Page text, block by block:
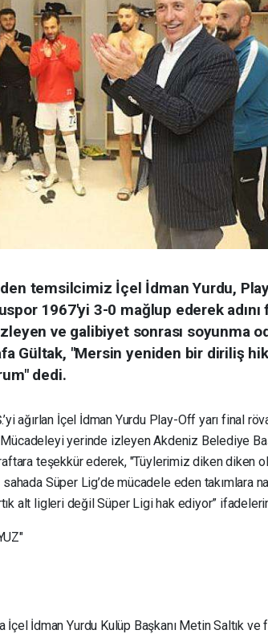
temsilcimiz İçel İdman Yurdu,
1967'yi 3-0 mağlup ederek adını
ve galibiyet sonrası soyunma
Gültak, "Mersin yeniden bir diriliş
dedi.
ağırlan İçel İdman Yurdu Play-Off yarı final
yerinde izleyen Akdeniz Belediye
teşekkür ederek, "Tüylerimiz diken diken
Süper Lig’de mücadele eden takımlara
alt ligleri değil Süper Ligi hak ediyor”
İçel İdman Yurdu Kulüp Başkanı Metin Saltık ve